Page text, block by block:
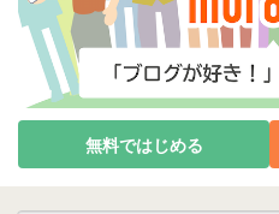
無料ではじめる